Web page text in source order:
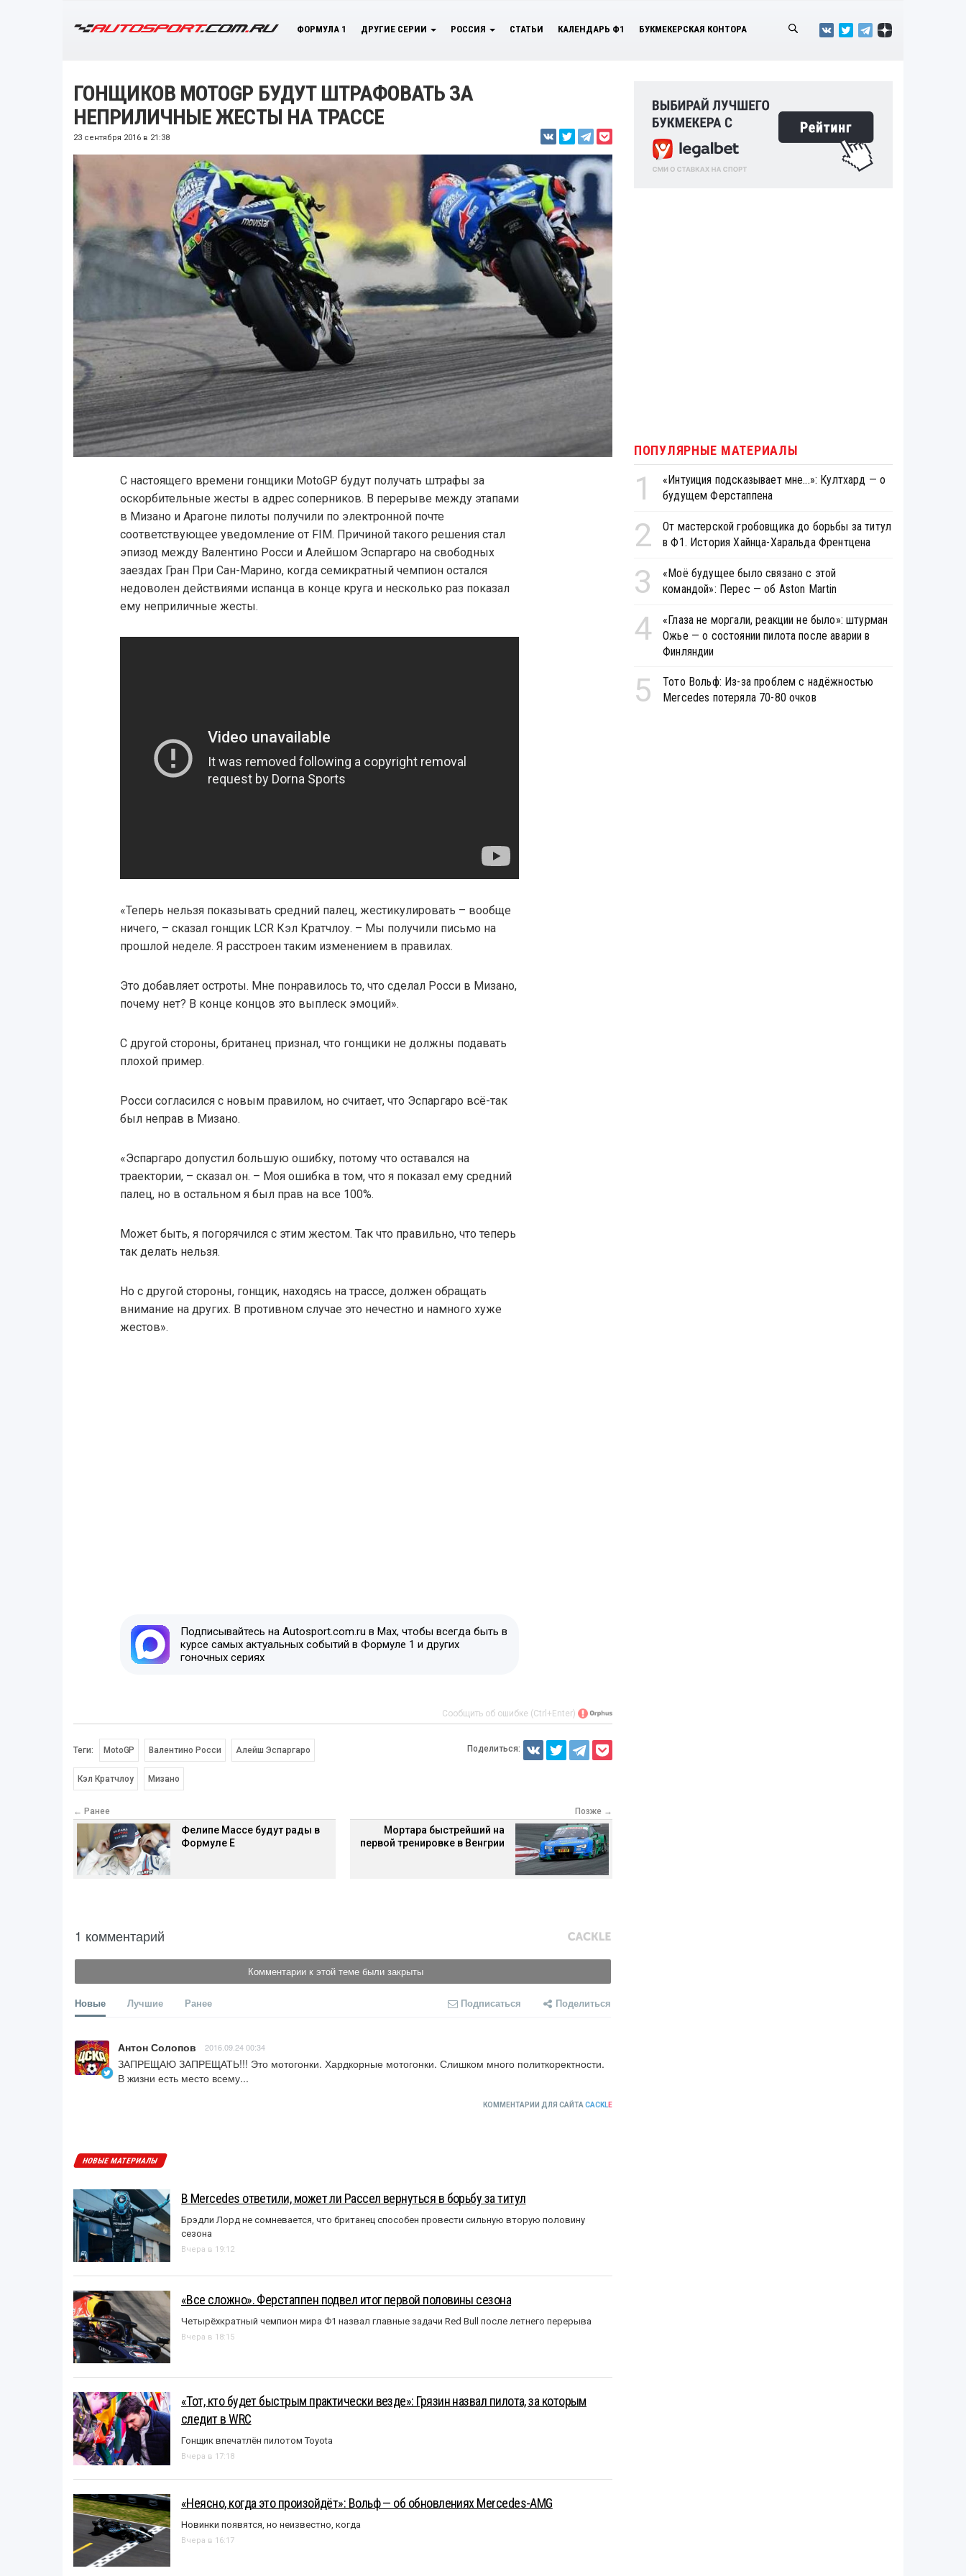
ФОРМУЛА 1 ДРУГИЕ СЕРИИ РОССИЯ СТАТЬИ КАЛЕНДАРЬ Ф1 БУКМЕКЕРСКАЯ КОНТОРА
ГОНЩИКОВ MOTOGP БУДУТ ШТРАФОВАТЬ ЗА
НЕПРИЛИЧНЫЕ ЖЕСТЫ НА ТРАССЕ
23 сентября 2016 в 21:38
С настоящего времени гонщики MotoGP будут получать штрафы за
оскорбительные жесты в адрес соперников. В перерыве между этапами
в Мизано и Арагоне пилоты получили по электронной почте
соответствующее уведомление от FIM. Причиной такого решения стал
эпизод между Валентино Росси и Алейшом Эспаргаро на свободных
заездах Гран При Сан-Марино, когда семикратный чемпион остался
недоволен действиями испанца в конце круга и несколько раз показал
ему неприличные жесты.
«Теперь нельзя показывать средний палец, жестикулировать – вообще
ничего, – сказал гонщик LCR Кэл Кратчлоу. – Мы получили письмо на
прошлой неделе. Я расстроен таким изменением в правилах.
Это добавляет остроты. Мне понравилось то, что сделал Росси в Мизано,
почему нет? В конце концов это выплеск эмоций».
С другой стороны, британец признал, что гонщики не должны подавать
плохой пример.
Росси согласился с новым правилом, но считает, что Эспаргаро всё-так
был неправ в Мизано.
«Эспаргаро допустил большую ошибку, потому что оставался на
траектории, – сказал он. – Моя ошибка в том, что я показал ему средний
палец, но в остальном я был прав на все 100%.
Может быть, я погорячился с этим жестом. Так что правильно, что теперь
так делать нельзя.
Но с другой стороны, гонщик, находясь на трассе, должен обращать
внимание на других. В противном случае это нечестно и намного хуже
жестов».
Подписывайтесь на Autosport.com.ru в Max, чтобы всегда быть в
курсе самых актуальных событий в Формуле 1 и других
гоночных сериях
Сообщить об ошибке (Ctrl+Enter)
Теги: MotoGP Валентино Росси Алейш Эспаргаро
Кэл Кратчлоу Мизано
Поделиться:
← Ранее
Фелипе Массе будут рады в
Формуле E
Позже →
Мортара быстрейший на
первой тренировке в Венгрии
1 комментарий
Комментарии к этой теме были закрыты
Новые Лучшие Ранее Подписаться Поделиться
Антон Солопов 2016.09.24 00:34
ЗАПРЕЩАЮ ЗАПРЕЩАТЬ!!! Это мотогонки. Хардкорные мотогонки. Слишком много политкоректности.
В жизни есть место всему...
КОММЕНТАРИИ ДЛЯ САЙТА CACKLE
НОВЫЕ МАТЕРИАЛЫ
В Mercedes ответили, может ли Рассел вернуться в борьбу за титул
Брэдли Лорд не сомневается, что британец способен провести сильную вторую половину
сезона
Вчера в 19:12
«Все сложно». Ферстаппен подвел итог первой половины сезона
Четырёхкратный чемпион мира Ф1 назвал главные задачи Red Bull после летнего перерыва
Вчера в 18:15
«Тот, кто будет быстрым практически везде»: Грязин назвал пилота, за которым
следит в WRC
Гонщик впечатлён пилотом Toyota
Вчера в 17:18
«Неясно, когда это произойдёт»: Вольф — об обновлениях Mercedes-AMG
Новинки появятся, но неизвестно, когда
Вчера в 16:17
ПОПУЛЯРНЫЕ МАТЕРИАЛЫ
1
«Интуиция подсказывает мне...»: Култхард — о
будущем Ферстаппена
2
От мастерской гробовщика до борьбы за титул
в Ф1. История Хайнца-Харальда Френтцена
3
«Моё будущее было связано с этой
командой»: Перес — об Aston Martin
4
«Глаза не моргали, реакции не было»: штурман
Ожье — о состоянии пилота после аварии в
Финляндии
5
Тото Вольф: Из-за проблем с надёжностью
Mercedes потеряла 70-80 очков